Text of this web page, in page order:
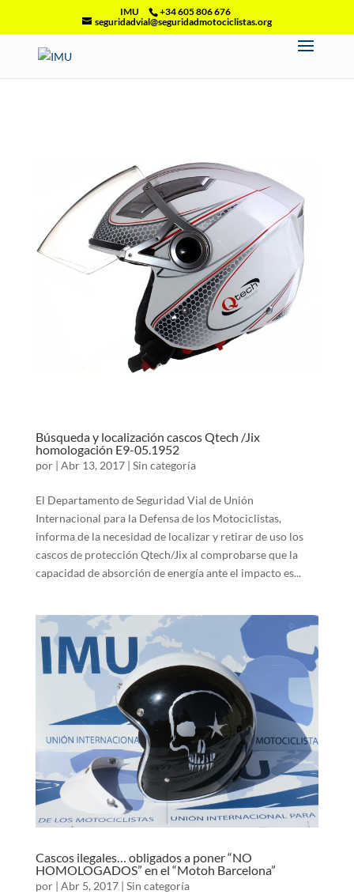
IMU
+34 605 806 676
seguridadvial@seguridadmotociclistas.org
Búsqueda y localización cascos Qtech /Jix
homologación E9-05.1952
por | Abr 13, 2017| Sin categoría
El Departamento de Seguridad Vial de Unión
Internacional para la Defensa de los Motociclistas,
informa de la necesidad de localizar y retirar de uso los
cascos de protección Qtech/Jix al comprobarse que la
capacidad de absorción de energía ante el impacto es...
Cascos ilegales… obligados a poner “NO
HOMOLOGADOS” en el “Motoh Barcelona”
por | Abr 5, 2017| Sin categoría